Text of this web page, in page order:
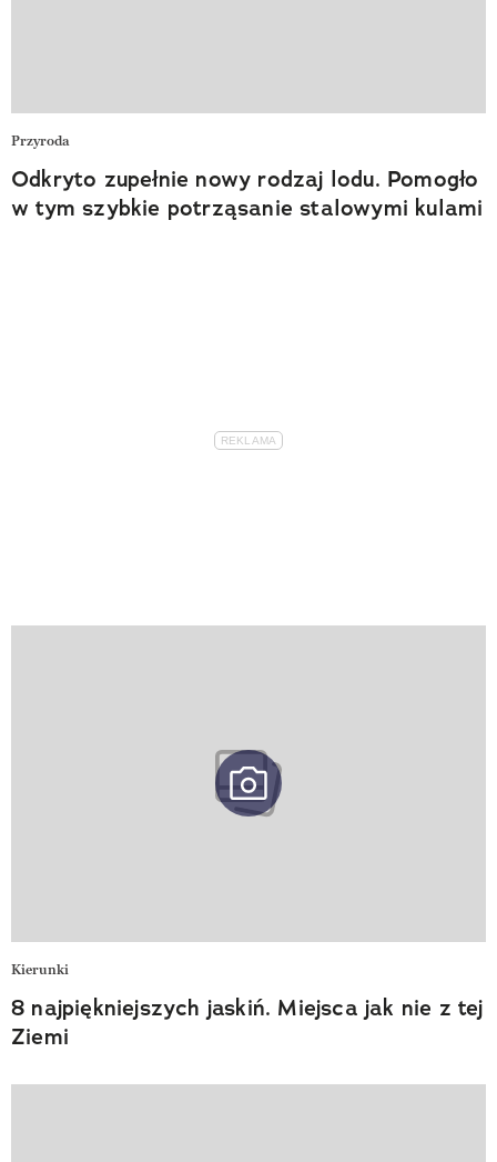
Przyroda
Odkryto zupełnie nowy rodzaj lodu. Pomogło
w tym szybkie potrząsanie stalowymi kulami
Kierunki
8 najpiękniejszych jaskiń. Miejsca jak nie z tej
Ziemi